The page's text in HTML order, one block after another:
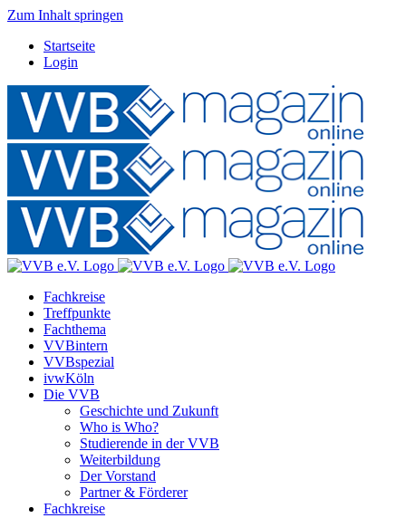
Zum Inhalt springen
Startseite
Login
Fachkreise
Treffpunkte
Fachthema
VVBintern
VVBspezial
ivwKöln
Die VVB
Geschichte und Zukunft
Who is Who?
Studierende in der VVB
Weiterbildung
Der Vorstand
Partner & Förderer
Fachkreise